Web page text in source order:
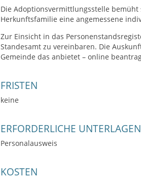
Die Adoptionsvermittlungsstelle
Herkunftsfamilie eine angemessene
Zur Einsicht in das
Standesamt zu vereinbaren. Die
Gemeinde das anbietet – online
FRISTEN
keine
ERFORDERLICHE UNTERLAGEN
Personalausweis
KOSTEN